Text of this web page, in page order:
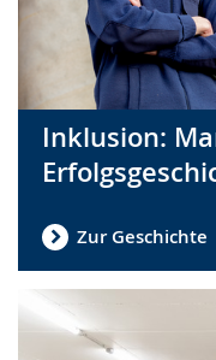
Inklusion:
Zur Geschichte